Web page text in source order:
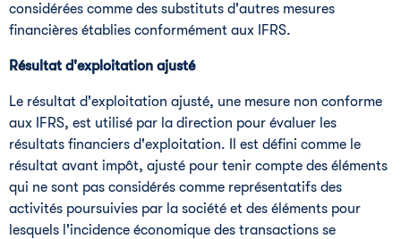
considérées comme des substituts d'autres mesures
financières établies conformément aux IFRS.
Résultat d'exploitation ajusté
Le résultat d'exploitation ajusté, une mesure non conforme
aux IFRS, est utilisé par la direction pour évaluer les
résultats financiers d'exploitation. Il est défini comme le
résultat avant impôt, ajusté pour tenir compte des éléments
qui ne sont pas considérés comme représentatifs des
activités poursuivies par la société et des éléments pour
lesquels l'incidence économique des transactions se